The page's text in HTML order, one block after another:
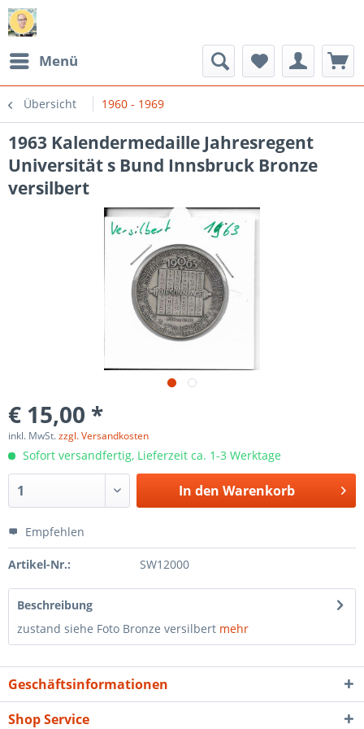
Menü
Übersicht 1960 - 1969
1963 Kalendermedaille Jahresregent
Universität s Bund Innsbruck Bronze
versilbert
€ 15,00 *
inkl. MwSt.zzgl. Versandkosten
Sofort versandfertig, Lieferzeit ca. 1-3 Werktage
In den Warenkorb
Empfehlen
Artikel-Nr.: SW12000
Beschreibung
zustand siehe Foto Bronze versilbert mehr
Geschäftsinformationen
Shop Service